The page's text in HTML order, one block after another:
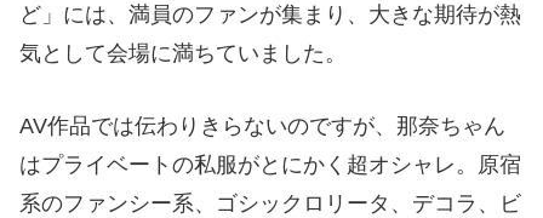
ど」には、満員のファンが集まり、大きな期待が熱
気として会場に満ちていました。
AV作品では伝わりきらないのですが、那奈ちゃん
はプライベートの私服がとにかく超オシャレ。原宿
系のファンシー系、ゴシックロリータ、デコラ、ビ